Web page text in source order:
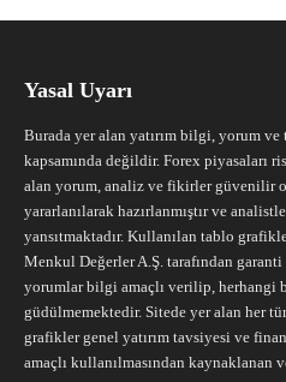
Yasal Uyarı
Burada yer alan yatırım bilgi, yorum ve
kapsamında değildir. Forex piyasaları
alan yorum, analiz ve fikirler güvenilir
yararlanılarak hazırlanmıştır ve
yansıtmaktadır. Kullanılan tablo
Menkul Değerler A.Ş. tarafından
yorumlar bilgi amaçlı verilip, herhangi
güdülmemektedir. Sitede yer alan her
grafikler genel yatırım tavsiyesi ve
amaçlı kullanılmasından kaynaklanan